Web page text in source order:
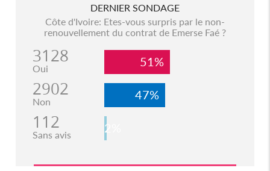
DERNIER SONDAGE
Côte d'Ivoire: Etes-vous surpris par le non-
renouvellement du contrat de Emerse Faé ?
3128
Oui 51%
2902
Non 47%
112
Sans avis 2%